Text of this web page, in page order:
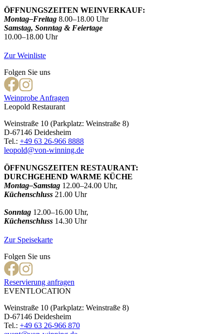
ÖFFNUNGSZEITEN WEINVERKAUF:
Montag–Freitag 8.00–18.00 Uhr
Samstag, Sonntag & Feiertage
10.00–18.00 Uhr
Zur Weinliste
Folgen Sie uns
Weinprobe Anfragen
Leopold Restaurant
Weinstraße 10 (Parkplatz: Weinstraße 8)
D-67146 Deidesheim
Tel.: +49 63 26-966 8888
leopold@von-winning.de
ÖFFNUNGSZEITEN RESTAURANT:
DURCHGEHEND WARME KÜCHE
Montag–Samstag 12.00–24.00 Uhr,
Küchenschluss 21.00 Uhr
Sonntag 12.00–16.00 Uhr,
Küchenschluss 14.30 Uhr
Zur Speisekarte
Folgen Sie uns
Reservierung anfragen
EVENTLOCATION
Weinstraße 10 (Parkplatz: Weinstraße 8)
D-67146 Deidesheim
Tel.: +49 63 26-966 870